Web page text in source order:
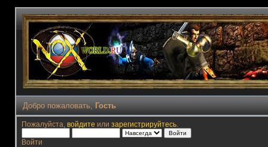
Добро пожаловать, Гость
Пожалуйста, войдите или зарегистрируйтесь.
Войти